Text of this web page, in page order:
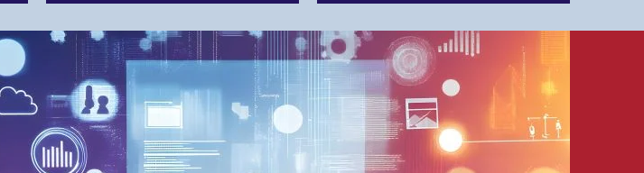
Birsfelden
Bolligen
Bonaduz
Bonstetten
Bottighofen
Bremgarten bei Bern